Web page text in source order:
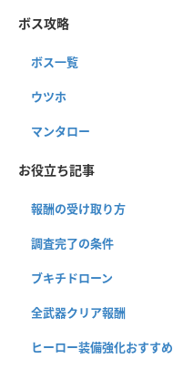
ボス攻略
ボス一覧
ウツホ
マンタロー
お役立ち記事
報酬の受け取り方
調査完了の条件
ブキチドローン
全武器クリア報酬
ヒーロー装備強化おすすめ